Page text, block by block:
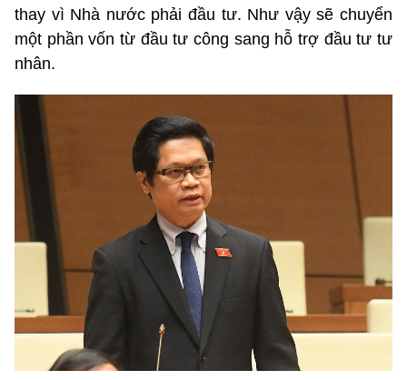
thay vì Nhà nước phải đầu tư. Như vậy sẽ chuyển
một phần vốn từ đầu tư công sang hỗ trợ đầu tư tư
nhân.